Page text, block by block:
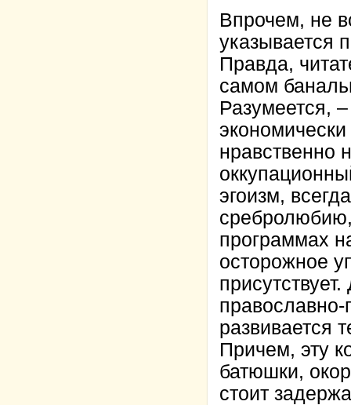
Впрочем, не
указывается
Правда,
самом
Разумеется,
нравственно
эгоизм,
программах
осторожное
православно-
развивается
Причем, эту
батюшки,
стоит